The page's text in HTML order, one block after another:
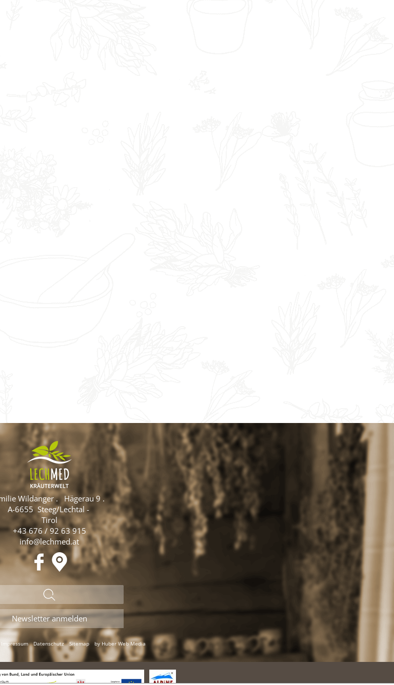
Wildanger. Hägerau 9 .
A-6655 Steeg/Lechtal -
Tirol
+43 676 / 92 63 915
info@lechmed.at
Impressum Datenschutz Sitemap by Huber Web Media